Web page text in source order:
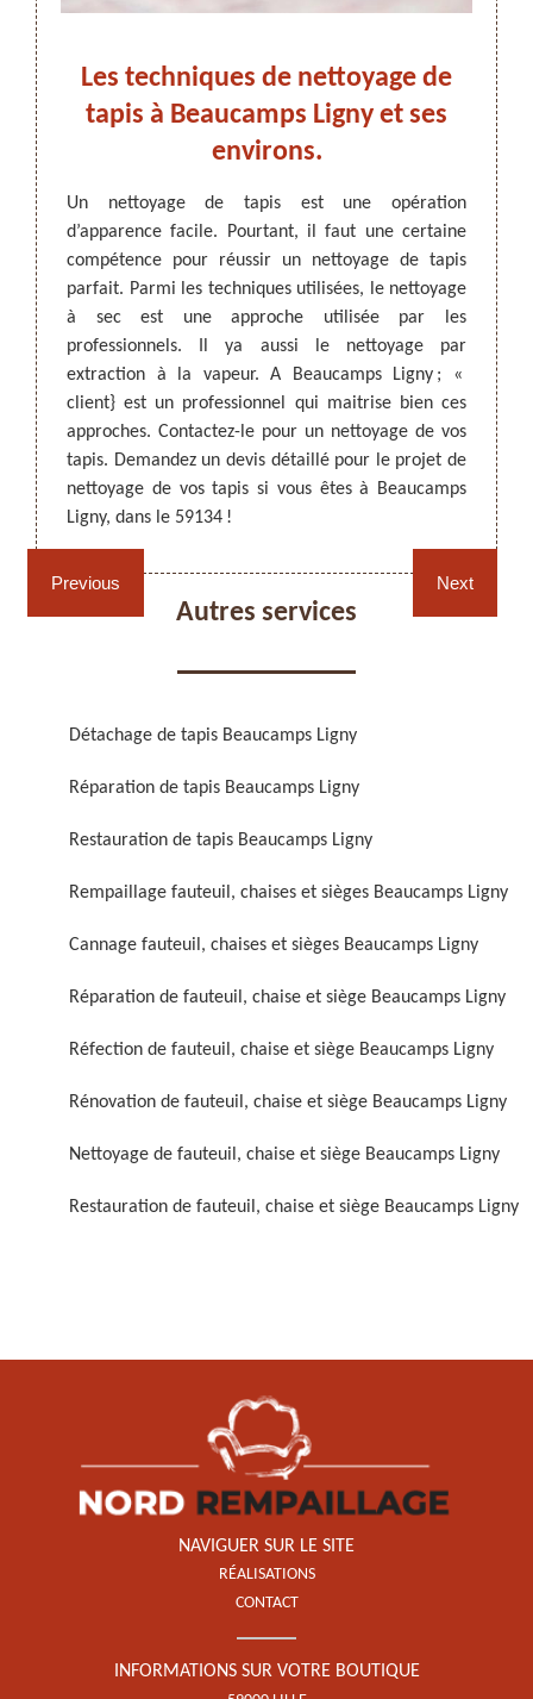
ARTISAN DEZITTER, REMPAILLAGE -
CANNAGE - RECOLLAGE, 59 NORD
chaises et sièges 59
Cannage fauteuil, chaises
et sièges 59
chaise et siège 59
chaise et siège 59
Rénovation de fauteuil,
Nettoyage de fauteuil,
Previous
le
qui
de
plus
devis
du
vous
Les techniques de nettoyage de
tapis à Beaucamps Ligny et ses
environs.
Un nettoyage de tapis est une opération
d’apparence facile. Pourtant, il faut une certaine
compétence pour réussir un nettoyage de tapis
parfait. Parmi les techniques utilisées, le nettoyage
à sec est une approche utilisée par les
professionnels. Il ya aussi le nettoyage par
extraction à la vapeur. A Beaucamps Ligny ; «
client} est un professionnel qui maitrise bien ces
approches. Contactez-le pour un nettoyage de vos
tapis. Demandez un devis détaillé pour le projet de
nettoyage de vos tapis si vous êtes à Beaucamps
Ligny, dans le 59134 !
Les
les
il
Nord
Next
Autres services
Détachage de tapis Beaucamps Ligny
Réparation de tapis Beaucamps Ligny
Restauration de tapis Beaucamps Ligny
Rempaillage fauteuil, chaises et sièges Beaucamps Ligny
Cannage fauteuil, chaises et sièges Beaucamps Ligny
Réparation de fauteuil, chaise et siège Beaucamps Ligny
Réfection de fauteuil, chaise et siège Beaucamps Ligny
Rénovation de fauteuil, chaise et siège Beaucamps Ligny
Nettoyage de fauteuil, chaise et siège Beaucamps Ligny
Restauration de fauteuil, chaise et siège Beaucamps Ligny
NAVIGUER SUR LE SITE
RÉALISATIONS
CONTACT
INFORMATIONS SUR VOTRE BOUTIQUE